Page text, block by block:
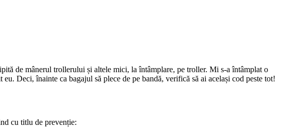
de mânerul trollerului și altele mici, la întâmplare, pe troller. Mi s-a întâmplat o
Deci, înainte ca bagajul să plece de pe bandă, verifică să ai același cod peste tot!
cu titlu de prevenție: